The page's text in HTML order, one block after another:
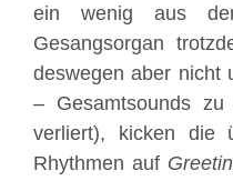
ein wenig aus der
Gesangsorgan
deswegen aber nicht
– Gesamtsounds
verliert), kicken die
Rhythmen auf